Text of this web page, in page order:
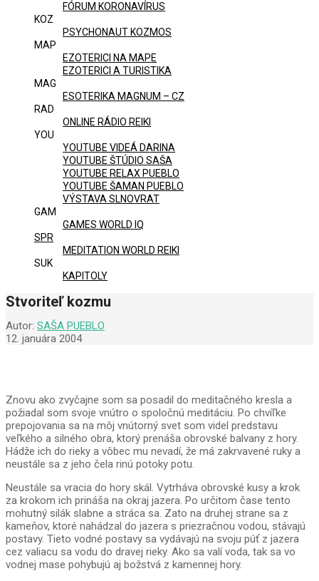
FÓRUM KORONAVÍRUS
KOZ
PSYCHONAUT KOZMOS
MAP
EZOTERICI NA MAPE
EZOTERICI A TURISTIKA
MAG
ESOTERIKA MAGNUM – CZ
RAD
ONLINE RÁDIO REIKI
YOU
YOUTUBE VIDEÁ DARINA
YOUTUBE ŠTÚDIO SAŠA
YOUTUBE RELAX PUEBLO
YOUTUBE ŠAMAN PUEBLO
VÝSTAVA SLNOVRAT
GAM
GAMES WORLD IQ
SPR
MEDITATION WORLD REIKI
SUK
KAPITOLY
Stvoriteľ kozmu
Autor: SAŠA PUEBLO
12. januára 2004
Znovu ako zvyčajne som sa posadil do meditačného kresla a
požiadal som svoje vnútro o spoločnú meditáciu. Po chvíľke
prepojovania sa na môj vnútorný svet som videl predstavu
veľkého a silného obra, ktorý prenáša obrovské balvany z hory.
Hádže ich do rieky a vôbec mu nevadí, že má zakrvavené ruky a
neustále sa z jeho čela rinú potoky potu.
Neustále sa vracia do hory skál. Vytrháva obrovské kusy a krok
za krokom ich prináša na okraj jazera. Po určitom čase tento
mohutný silák slabne a stráca sa. Zato na druhej strane sa z
kameňov, ktoré nahádzal do jazera s priezračnou vodou, stávajú
postavy. Tieto vodné postavy sa vydávajú na svoju púť z jazera
cez valiacu sa vodu do dravej rieky. Ako sa valí voda, tak sa vo
vodnej mase pohybujú aj božstvá z kamennej hory.